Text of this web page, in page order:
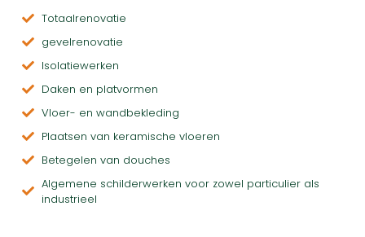
Totaalrenovatie
gevelrenovatie
Isolatiewerken
Daken en platvormen
Vloer- en wandbekleding
Plaatsen van keramische vloeren
Betegelen van douches
Algemene schilderwerken voor zowel particulier als
industrieel